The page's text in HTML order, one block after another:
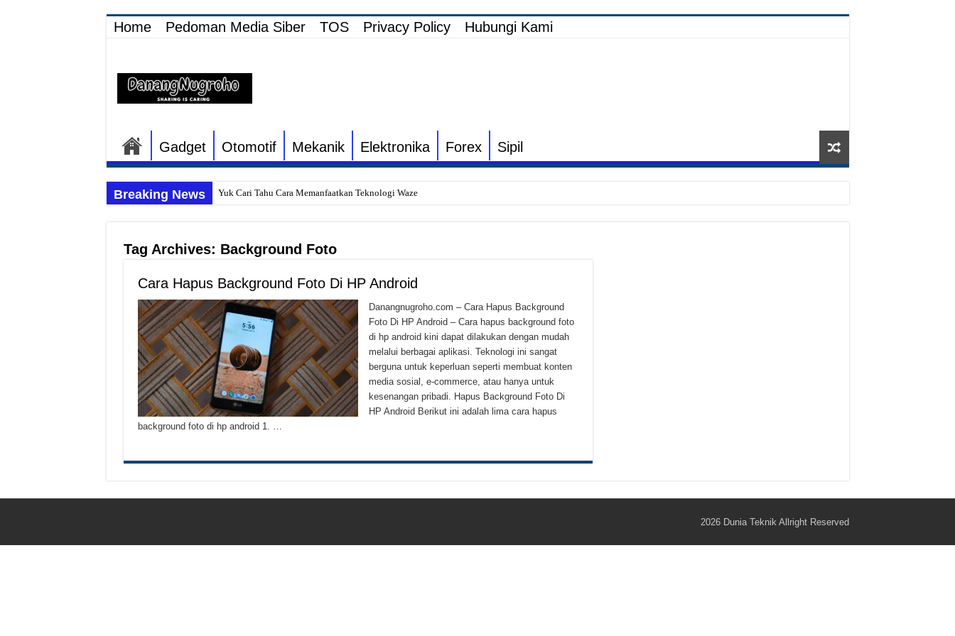
Home Pedoman Media Siber TOS Privacy Policy Hubungi Kami
Gadget Otomotif Mekanik Elektronika Forex Sipil
Breaking News Yuk Cari Tahu Cara Memanfaatkan Teknologi Waze
Tutorial Memasang Kabel Listrik untuk Pengairan Tambak dengan Elektronik Khusus
Elektronik Canggih, Kulkas Inverter vs Non-Inverter
Tips Atasi Motor Bunyi Kletek-Kletek Tanpa Panik Undang Mekanik
Mekanik Pemula? Ini Cara Cerdas Memilih Oli Asli Biar Gak Ketipu
Mekanik Pemula Wajib Tahu Cara Jitu Atasi Rantai Motor Patah
Teknologi Bikin Bisnis Makanan Kamu Makin Cuan! Begini Cara Buka GoFood 2024
Tag Archives: Background Foto
Cara Hapus Background Foto Di HP Android
Danangnugroho.com – Cara Hapus Background
Foto Di HP Android – Cara hapus background foto
di hp android kini dapat dilakukan dengan mudah
melalui berbagai aplikasi. Teknologi ini sangat
berguna untuk keperluan seperti membuat konten
media sosial, e-commerce, atau hanya untuk
kesenangan pribadi. Hapus Background Foto Di
HP Android Berikut ini adalah lima cara hapus
background foto di hp android 1. …
2026 Dunia Teknik Allright Reserved